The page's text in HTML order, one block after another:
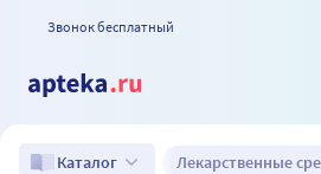
Звонок бесплатный
Каталог Лекарственные